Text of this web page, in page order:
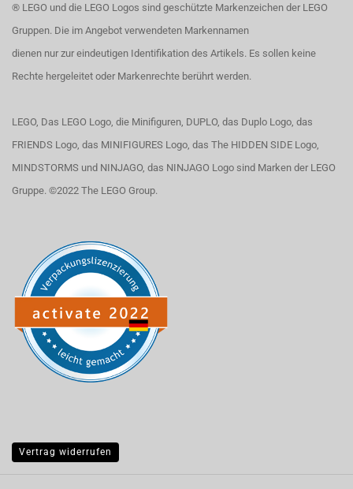
® LEGO und die LEGO Logos sind geschützte Markenzeichen der LEGO
Gruppen. Die im Angebot verwendeten Markennamen
dienen nur zur eindeutigen Identifikation des Artikels. Es sollen keine
Rechte hergeleitet oder Markenrechte berührt werden.
LEGO, Das LEGO Logo, die Minifiguren, DUPLO, das Duplo Logo, das
FRIENDS Logo, das MINIFIGURES Logo, das The HIDDEN SIDE Logo,
MINDSTORMS und NINJAGO, das NINJAGO Logo sind Marken der LEGO
Gruppe. ©2022 The LEGO Group.
Vertrag widerrufen